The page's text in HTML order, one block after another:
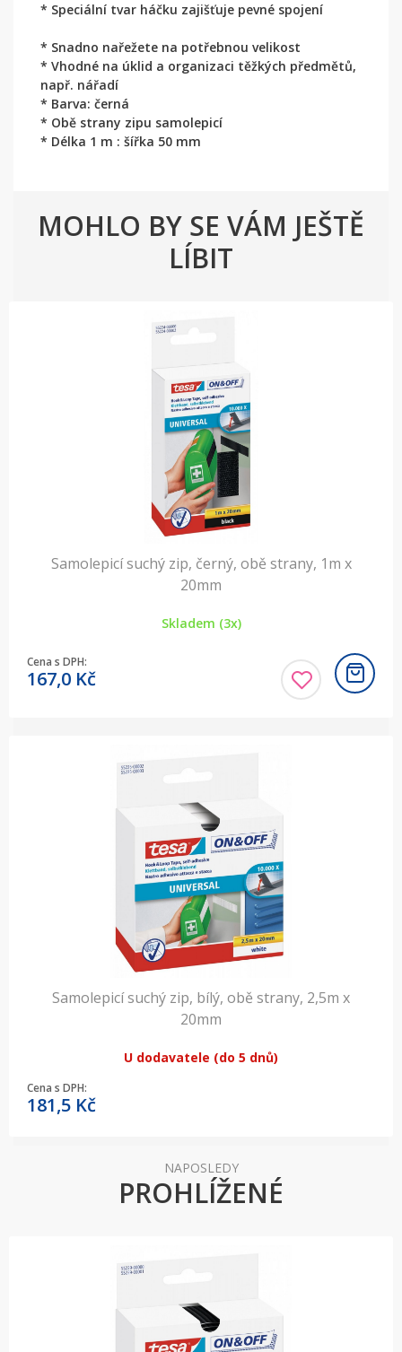
* Speciální tvar háčku zajišťuje pevné spojení
* Snadno nařežete na potřebnou velikost
* Vhodné na úklid a organizaci těžkých předmětů,
např. nářadí
* Barva: černá
* Obě strany zipu samolepicí
* Délka 1 m : šířka 50 mm
MOHLO BY SE VÁM JEŠTĚ
LÍBIT
Samolepicí suchý zip, černý, obě strany, 1m x
20mm
Skladem (3x)
Cena s DPH:
167,0 Kč
Samolepicí suchý zip, bílý, obě strany, 2,5m x
20mm
U dodavatele (do 5 dnů)
Cena s DPH:
181,5 Kč
NAPOSLEDY
PROHLÍŽENÉ